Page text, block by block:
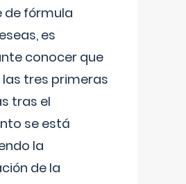
de fórmula
es
conocer que
tres primeras
tras el
se está
la
de la